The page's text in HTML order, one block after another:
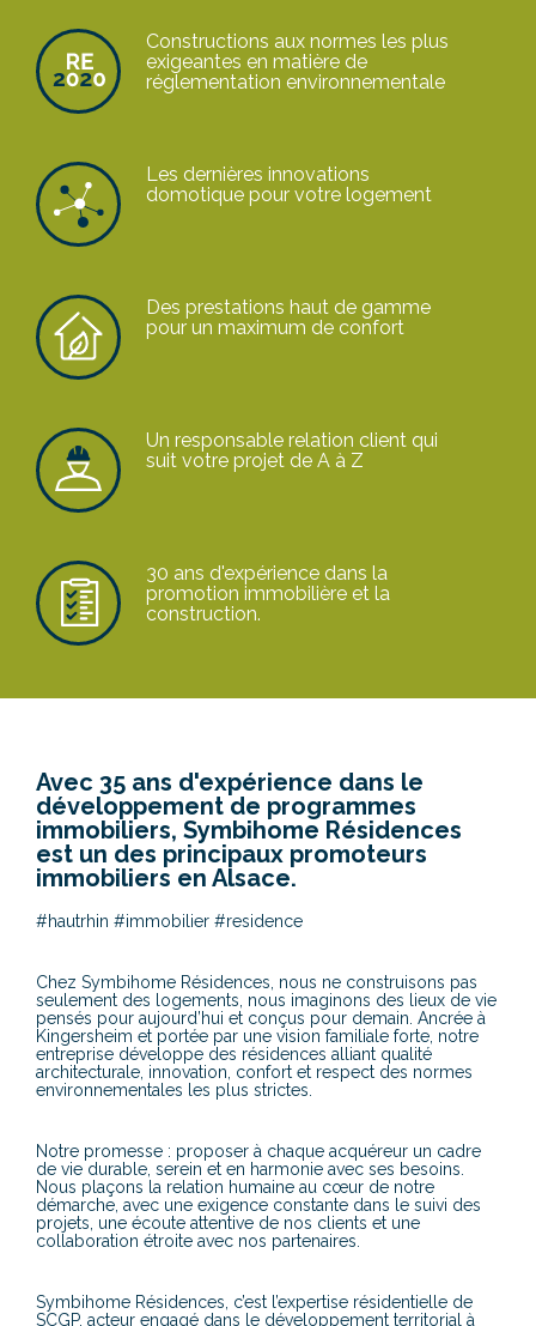
Constructions aux normes les plus
exigeantes en matière de
réglementation environnementale
Les dernières innovations
domotique pour votre logement
Des prestations haut de gamme
pour un maximum de confort
Un responsable relation client qui
suit votre projet de A à Z
30 ans d'expérience dans la
promotion immobilière et la
construction.
Avec 35 ans d'expérience dans le
développement de programmes
immobiliers, Symbihome Résidences
est un des principaux promoteurs
immobiliers en Alsace.
#hautrhin #immobilier #residence
Chez Symbihome Résidences, nous ne construisons pas
seulement des logements, nous imaginons des lieux de vie
pensés pour aujourd’hui et conçus pour demain. Ancrée à
Kingersheim et portée par une vision familiale forte, notre
entreprise développe des résidences alliant qualité
architecturale, innovation, confort et respect des normes
environnementales les plus strictes.
Notre promesse : proposer à chaque acquéreur un cadre
de vie durable, serein et en harmonie avec ses besoins.
Nous plaçons la relation humaine au cœur de notre
démarche, avec une exigence constante dans le suivi des
projets, une écoute attentive de nos clients et une
collaboration étroite avec nos partenaires.
Symbihome Résidences, c’est l’expertise résidentielle de
SCGP, acteur engagé dans le développement territorial à